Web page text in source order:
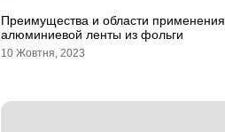
Преимущества и области применения
алюминиевой ленты из фольги
10 Жовтня, 2023